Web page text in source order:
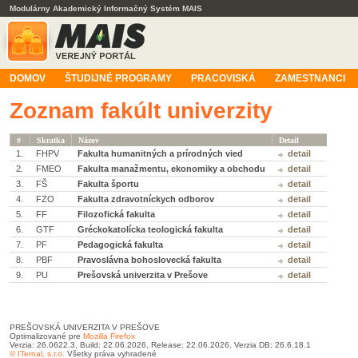
Modulárny Akademický Informačný Systém MAIS
DOMOV ŠTUDIJNÉ PROGRAMY PRACOVISKÁ ZAMESTNANCI
Zoznam fakúlt univerzity
# Skratka Názov Detail
1. FHPV Fakulta humanitných a prírodných vied
detail
2.
FMEO Fakulta manažmentu, ekonomiky a obchodu
detail
3.
FŠ Fakulta športu
detail
4.
FZO Fakulta zdravotníckych odborov
detail
5.
FF Filozofická fakulta
detail
6.
GTF Gréckokatolícka teologická fakulta
detail
7.
PF Pedagogická fakulta
detail
8.
PBF Pravoslávna bohoslovecká fakulta
detail
9.
PU Prešovská univerzita v Prešove detail
PREŠOVSKÁ UNIVERZITA V PREŠOVE
Optimalizované pre Mozilla Firefox
Verzia: 26.0622.3, Build: 22.06.2026, Release: 22.06.2026, Verzia DB: 26.6.18.1
© ITernal, s.r.o. Všetky práva vyhradené